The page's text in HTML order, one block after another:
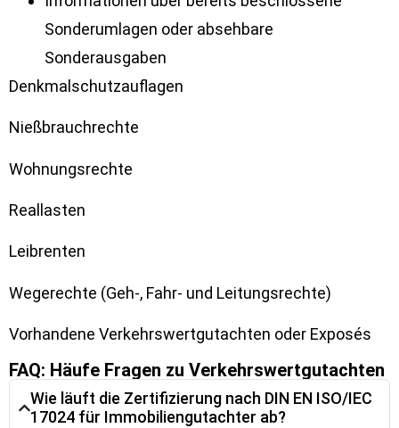
Sonderumlagen oder absehbare
Sonderausgaben
Denkmalschutzauflagen
Nießbrauchrechte
Wohnungsrechte
Reallasten
Leibrenten
Wegerechte (Geh-, Fahr- und Leitungsrechte)
Vorhandene Verkehrswertgutachten oder Exposés
FAQ: Häufe Fragen zu Verkehrswertgutachten
Wie läuft die Zertifizierung nach DIN EN ISO/IEC
17024 für Immobiliengutachter ab?